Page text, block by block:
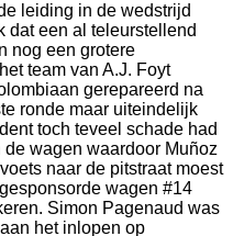
leiding in de wedstrijd
dat een al teleurstellend
nog een grotere
team van A.J. Foyt
gerepareerd na
ronde maar uiteindelijk
toch teveel schade had
wagen waardoor Muñoz
naar de pitstraat moest
wagen #14
Simon Pagenaud was
het inlopen op